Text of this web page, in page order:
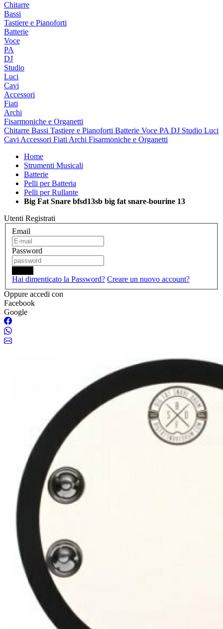
Chitarre
Bassi
Tastiere e Pianoforti
Batterie
Voce
PA
DJ
Studio
Luci
Cavi
Accessori
Fiati
Archi
Fisarmoniche e Organetti
Chitarre Bassi Tastiere e Pianoforti Batterie Voce PA DJ Studio Luci
Cavi Accessori Fiati Archi Fisarmoniche e Organetti
Home
Strumenti Musicali
Batterie
Pelli per Batteria
Pelli per Rullante
Big Fat Snare bfsd13sb big fat snare-bourine 13
Utenti Registrati
Email
Password
Hai dimenticato la Password? Creare un nuovo account?
Oppure accedi con
Facebook
Google